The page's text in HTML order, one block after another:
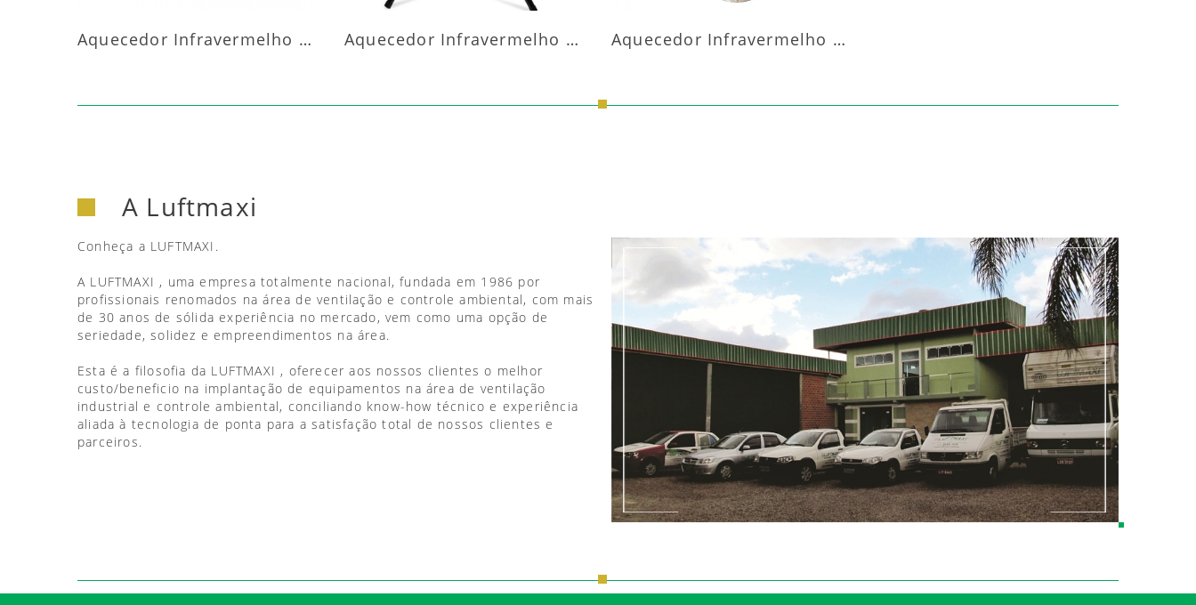
Aquecedor Infravermelho Parede Aquecedor Infravermelho Pedestal Aquecedor Infravermelho Pedestal Luft-20000
A Luftmaxi
Conheça a LUFTMAXI.
A LUFTMAXI , uma empresa totalmente nacional, fundada em 1986 por
profissionais renomados na área de ventilação e controle ambiental, com mais
de 30 anos de sólida experiência no mercado, vem como uma opção de
seriedade, solidez e empreendimentos na área.
Esta é a filosofia da LUFTMAXI , oferecer aos nossos clientes o melhor
custo/beneficio na implantação de equipamentos na área de ventilação
industrial e controle ambiental, conciliando know-how técnico e experiência
aliada à tecnologia de ponta para a satisfação total de nossos clientes e
parceiros.